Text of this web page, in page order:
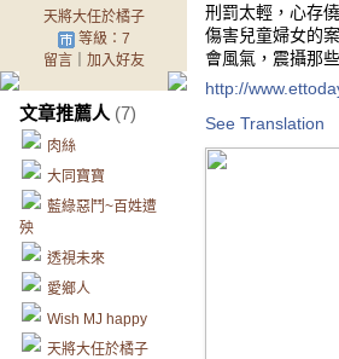
天將大任於橘子
等級：7
留言｜ 加入好友
文章推薦人 (7)
肉絲
大同寶寶
藍綠惡鬥~百姓遭
殃
透視未來
愛鄉人
Wish MJ happy
天將大任於橘子
刑罰太輕，心存
傷害兒童婦女的
會風氣，震攝那
http://
See Translation